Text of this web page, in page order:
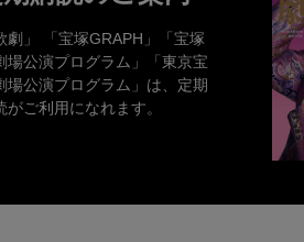
劇」 「宝塚GRAPH」「宝塚
場公演プログラム」「東京宝
場公演プログラム」は、定期
がご利用になれます。